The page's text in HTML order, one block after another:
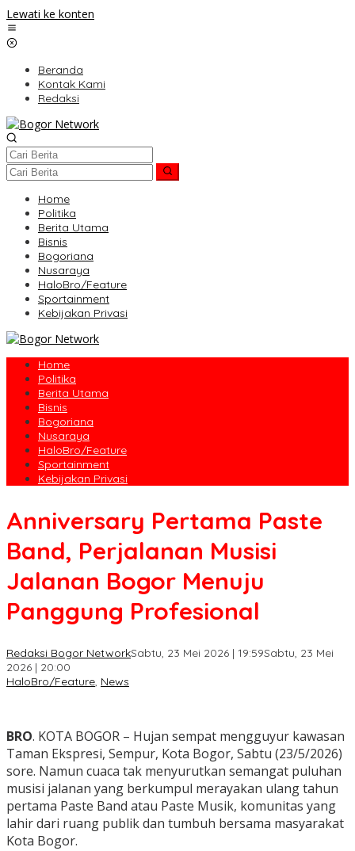
Lewati ke konten
Beranda
Kontak Kami
Redaksi
Home
Politika
Berita Utama
Bisnis
Bogoriana
Nusaraya
HaloBro/Feature
Sportainment
Kebijakan Privasi
Home
Politika
Berita Utama
Bisnis
Bogoriana
Nusaraya
HaloBro/Feature
Sportainment
Kebijakan Privasi
Anniversary Pertama Paste
Band, Perjalanan Musisi
Jalanan Bogor Menuju
Panggung Profesional
Redaksi Bogor NetworkSabtu, 23 Mei 2026 | 19:59Sabtu, 23 Mei
2026 | 20:00
HaloBro/Feature, News
BRO. KOTA BOGOR – Hujan sempat mengguyur kawasan
Taman Ekspresi, Sempur, Kota Bogor, Sabtu (23/5/2026)
sore. Namun cuaca tak menyurutkan semangat puluhan
musisi jalanan yang berkumpul merayakan ulang tahun
pertama Paste Band atau Paste Musik, komunitas yang
lahir dari ruang publik dan tumbuh bersama masyarakat
Kota Bogor.